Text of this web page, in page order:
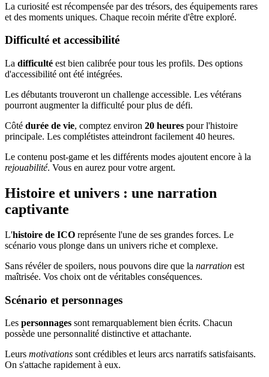
La curiosité est récompensée par des trésors, des équipements rares
et des moments uniques. Chaque recoin mérite d'être exploré.
Difficulté et accessibilité
La difficulté est bien calibrée pour tous les profils. Des options
d'accessibilité ont été intégrées.
Les débutants trouveront un challenge accessible. Les vétérans
pourront augmenter la difficulté pour plus de défi.
Côté durée de vie, comptez environ 20 heures pour l'histoire
principale. Les complétistes atteindront facilement 40 heures.
Le contenu post-game et les différents modes ajoutent encore à la
rejouabilité. Vous en aurez pour votre argent.
Histoire et univers : une narration
captivante
L'histoire de ICO représente l'une de ses grandes forces. Le
scénario vous plonge dans un univers riche et complexe.
Sans révéler de spoilers, nous pouvons dire que la narration est
maîtrisée. Vos choix ont de véritables conséquences.
Scénario et personnages
Les personnages sont remarquablement bien écrits. Chacun
possède une personnalité distinctive et attachante.
Leurs motivations sont crédibles et leurs arcs narratifs satisfaisants.
On s'attache rapidement à eux.